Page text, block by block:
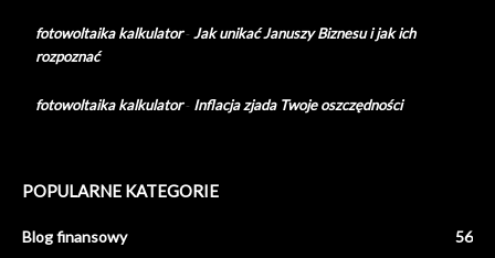
fotowoltaika kalkulator- Jak unikać Januszy Biznesu i jak ich
rozpoznać
fotowoltaika kalkulator- Inflacja zjada Twoje oszczędności
POPULARNE KATEGORIE
Blog finansowy
56